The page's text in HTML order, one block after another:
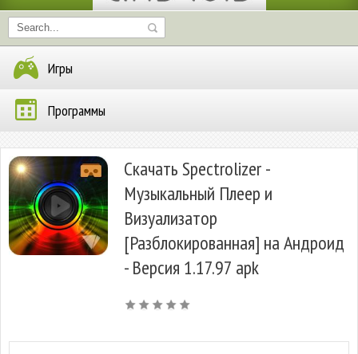
Игры
Программы
Скачать Spectrolizer -
Музыкальный Плеер и
Визуализатор
[Разблокированная] на Андроид
- Версия 1.17.97 apk